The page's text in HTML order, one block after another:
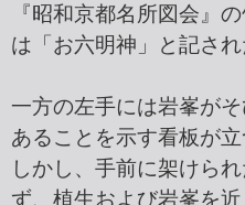
『昭和京都名所図会』
は「お六明神」と記され
一方の左手には岩峯が
あることを示す看板が立
しかし、手前に架けら
ず、植生および岩峯を